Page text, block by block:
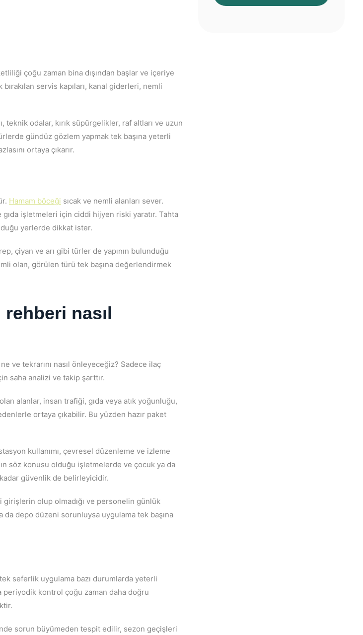
çoğu zaman bina dışından başlar ve içeriye
servis kapıları, kanal giderleri, nemli
teknik odalar, kırık süpürgelikler, raf altları ve uzun
gündüz gözlem yapmak tek başına yeterli
ortaya çıkarır.
Hamam böceği sıcak ve nemli alanları sever.
işletmeleri için ciddi hijyen riski yaratır. Tahta
yerlerde dikkat ister.
çiyan ve arı gibi türler de yapının bulunduğu
olan, görülen türü tek başına değerlendirmek
nasıl
ve tekrarını nasıl önleyeceğiz? Sadece ilaç
saha analizi ve takip şarttır.
alanlar, insan trafiği, gıda veya atık yoğunluğu,
ortaya çıkabilir. Bu yüzden hazır paket
kullanımı, çevresel düzenleme ve izleme
söz konusu olduğu işletmelerde ve çocuk ya da
kadar güvenlik de belirleyicidir.
girişlerin olup olmadığı ve personelin günlük
da depo düzeni sorunluysa uygulama tek başına
seferlik uygulama bazı durumlarda yeterli
periyodik kontrol çoğu zaman daha doğru
sorun büyümeden tespit edilir, sezon geçişleri